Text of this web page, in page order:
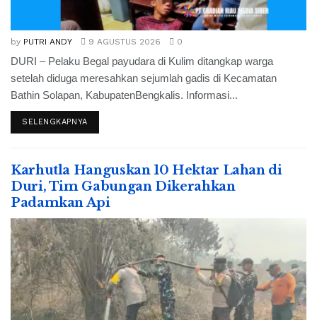
by PUTRI ANDY 9 AGUSTUS 2026 0
DURI – Pelaku Begal payudara di Kulim ditangkap warga
setelah diduga meresahkan sejumlah gadis di Kecamatan
Bathin Solapan, KabupatenBengkalis. Informasi...
SELENGKAPNYA
Karhutla Hanguskan 10 Hektar Lahan di
Duri, Tim Gabungan Dikerahkan
Padamkan Api